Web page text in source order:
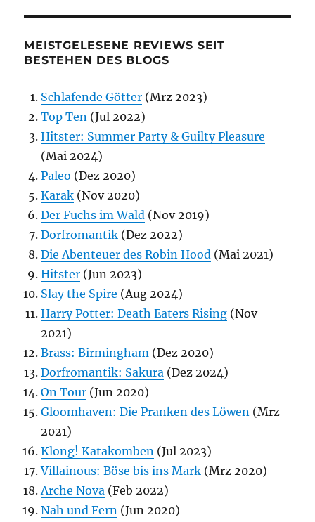
MEISTGELESENE REVIEWS SEIT
BESTEHEN DES BLOGS
Schlafende Götter (Mrz 2023)
Top Ten (Jul 2022)
Hitster: Summer Party & Guilty Pleasure
(Mai 2024)
Paleo (Dez 2020)
Karak (Nov 2020)
Der Fuchs im Wald (Nov 2019)
Dorfromantik (Dez 2022)
Die Abenteuer des Robin Hood (Mai 2021)
Hitster (Jun 2023)
Slay the Spire (Aug 2024)
Harry Potter: Death Eaters Rising (Nov
2021)
Brass: Birmingham (Dez 2020)
Dorfromantik: Sakura (Dez 2024)
On Tour (Jun 2020)
Gloomhaven: Die Pranken des Löwen (Mrz
2021)
Klong! Katakomben (Jul 2023)
Villainous: Böse bis ins Mark (Mrz 2020)
Arche Nova (Feb 2022)
Nah und Fern (Jun 2020)